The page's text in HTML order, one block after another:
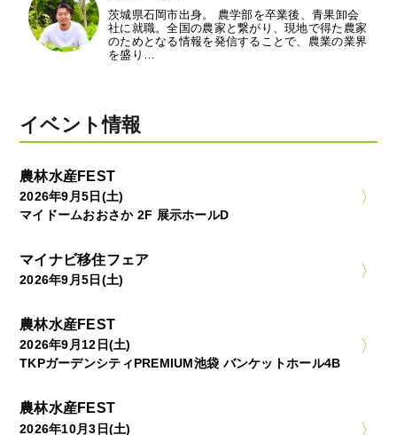
茨城県石岡市出身。 農学部を卒業後、青果卸会
社に就職。全国の農家と繋がり、現地で得た農家
のためとなる情報を発信することで、農業の業界
を盛り…
イベント情報
農林水産FEST
2026年9月5日(土)
マイドームおおさか 2F 展示ホールD
マイナビ移住フェア
2026年9月5日(土)
農林水産FEST
2026年9月12日(土)
TKPガーデンシティPREMIUM池袋 バンケットホール4B
農林水産FEST
2026年10月3日(土)